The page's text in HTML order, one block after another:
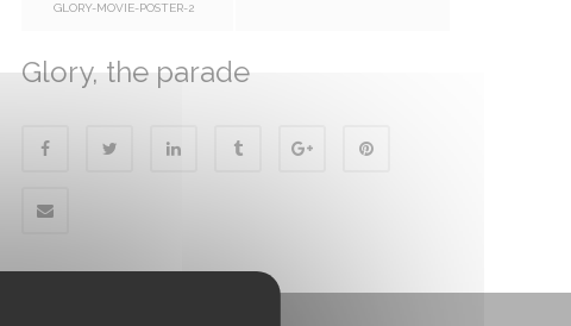
GLORY-MOVIE-POSTER-2
Glory, the parade